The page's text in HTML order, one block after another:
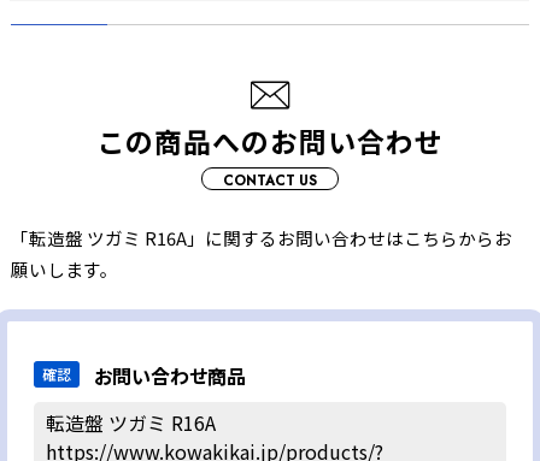
この商品へのお問い合わせ
CONTACT US
「転造盤 ツガミ R16A」に関するお問い合わせはこちらからお
願いします。
お問い合わせ商品
確認